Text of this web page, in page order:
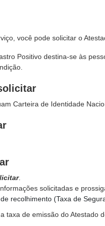
você pode solicitar o
Positivo destina-se às
Carteira de Identidade
.
solicitadas e
recolhimento (Taxa de
taxa de emissão do Atestado